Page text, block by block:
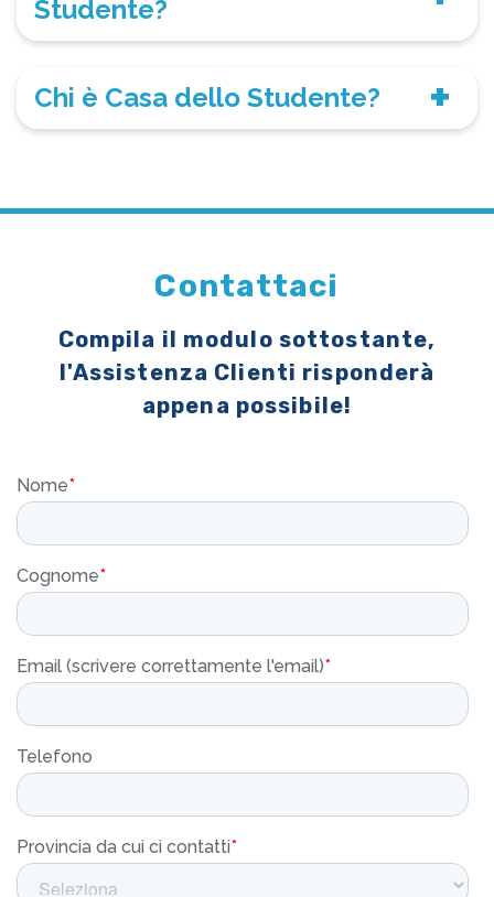
Studente?
Chi è Casa dello Studente?
Contattaci
Compila il modulo sottostante,
l'Assistenza Clienti risponderà
appena possibile!